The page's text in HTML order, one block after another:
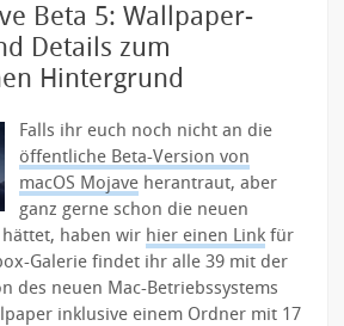
Beta 5: Wallpaper-
Details zum
Hintergrund
Falls ihr euch noch nicht an die
öffentliche Beta-Version von
macOS Mojave herantraut, aber
ganz gerne schon die neuen
haben wir hier einen Link für
Galerie findet ihr alle 39 mit der
des neuen Mac-Betriebssystems
inklusive einem Ordner mit 17